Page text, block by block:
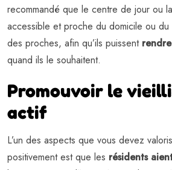
recommandé que le centre de jour ou
accessible et proche du domicile ou
des proches, afin qu’ils puissent
quand ils le souhaitent.
Promouvoir le
actif
L’un des aspects que vous devez
positivement est que les résidents